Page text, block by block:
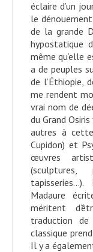
éclaire d’un
le
de la grande
hypostatique
même qu’elle
a de peuples
de l’Éthiopie,
me rendent
vrai nom de
du Grand
autres à
Cupidon) et
œuvres
(sculptures,
tapisseries…).
Madaure
méritent
traduction
classique
Il y a